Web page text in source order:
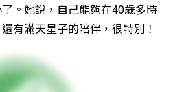
。她說，自己能夠在40歲多時
有滿天星子的陪伴，很特別！